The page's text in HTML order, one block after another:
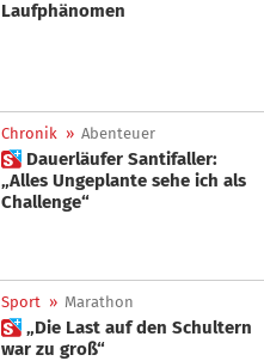
Laufphänomen
Chronik » Abenteuer
 Dauerläufer Santifaller:
„Alles Ungeplante sehe ich als
Challenge“
Sport » Marathon
 „Die Last auf den Schultern
war zu groß“